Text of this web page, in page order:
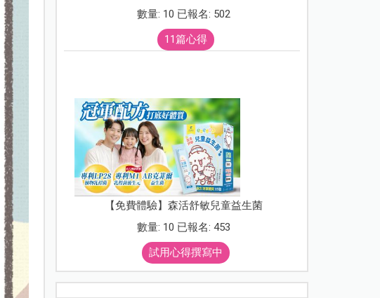
數量: 10 已報名: 502
11篇心得
【免費體驗】森活舒敏兒童益生菌
數量: 10 已報名: 453
試用心得撰寫中